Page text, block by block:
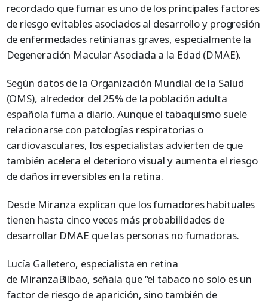
recordado que fumar es uno de los principales factores
de riesgo evitables asociados al desarrollo y progresión
de enfermedades retinianas graves, especialmente la
Degeneración Macular Asociada a la Edad (DMAE).
Según datos de la Organización Mundial de la Salud
(OMS), alrededor del 25% de la población adulta
española fuma a diario. Aunque el tabaquismo suele
relacionarse con patologías respiratorias o
cardiovasculares, los especialistas advierten de que
también acelera el deterioro visual y aumenta el riesgo
de daños irreversibles en la retina.
Desde Miranza explican que los fumadores habituales
tienen hasta cinco veces más probabilidades de
desarrollar DMAE que las personas no fumadoras.
Lucía Galletero, especialista en retina
de MiranzaBilbao, señala que “el tabaco no solo es un
factor de riesgo de aparición, sino también de